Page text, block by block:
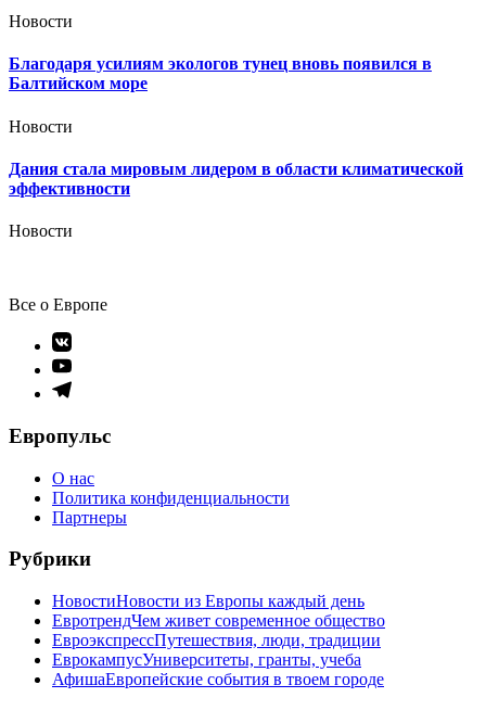
Новости
Благодаря усилиям экологов тунец вновь появился в
Балтийском море
Новости
Дания стала мировым лидером в области климатической
эффективности
Новости
Все о Европе
Элемент
меню
Элемент
меню
Элемент
Европульс
О нас
Политика конфиденциальности
Партнеры
Рубрики
НовостиНовости из Европы каждый день
ЕвротрендЧем живет современное общество
ЕвроэкспрессПутешествия, люди, традиции
ЕврокампусУниверситеты, гранты, учеба
АфишаЕвропейские события в твоем городе